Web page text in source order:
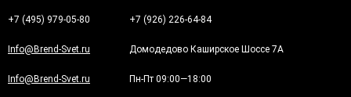
+7 (495) 979-05-80 +7 (926) 226-64-84
Info@Brend-Svet.ru Домодедово Каширское Шоссе 7А
Info@Brend-Svet.ru Пн-Пт 09:00—18:00